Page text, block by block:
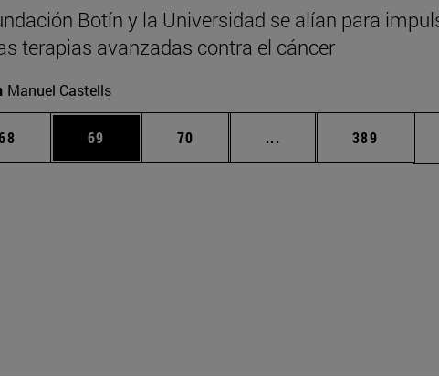
Botín y la Universidad se alían para
terapias avanzadas contra el cáncer
Manuel Castells
Use TAB para desplazarse.
Página
69 Página
70 ... Páginas intermedias
Página
389